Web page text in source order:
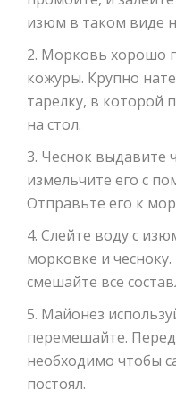
изюм в таком виде
2. Морковь хорошо
кожуры. Крупно
тарелку, в которой
на стол.
3. Чеснок выдавите
измельчите его с
Отправьте его к
4. Слейте воду с
морковке и
смешайте все
5. Майонез
перемешайте.
необходимо чтобы
постоял.